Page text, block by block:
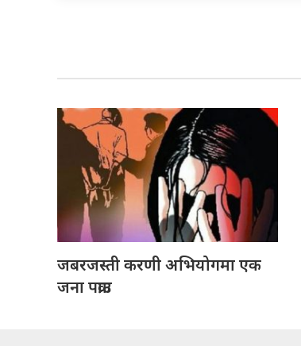
जबरजस्ती करणी अभियोगमा एक
जना पक्राउ